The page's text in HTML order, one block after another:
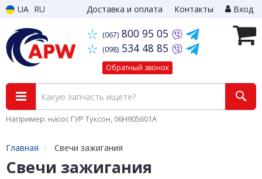
UA RU Доставка и оплата Контакты Вход
(067) 800 95 05
(098) 534 48 85
Обратный звонок
Например: насос ГУР Туксон, 06H905601A
Главная Свечи зажигания
Свечи зажигания